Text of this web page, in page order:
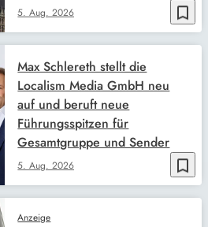
bookmark_border
5. Aug. 2026
bookmark_border
5. Aug. 2026
Max Schlereth stellt die
Localism Media GmbH neu
auf und beruft neue
Führungsspitzen für
Gesamtgruppe und Sender
Anzeige